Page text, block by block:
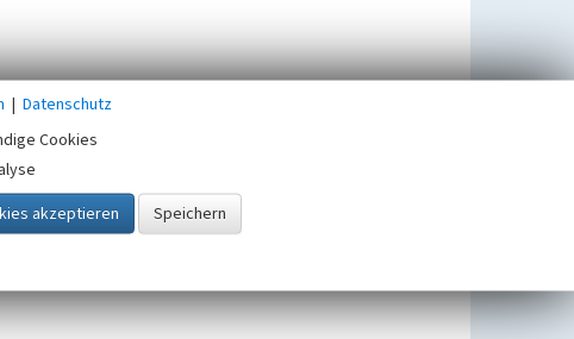
| Datenschutz
Cookies